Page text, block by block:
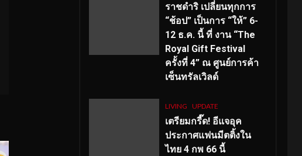
ราชดำริ เปลี่ยนทุกการ
“ช้อป” เป็นการ “ให้” 6-
12 ธ.ค. นี้ ที่ งาน “The
Royal Gift Festival
ครั้งที่ 4” ณ ศูนย์การค้า
เซ็นทรัลเวิลด์
LIVING UPDATE
เตรียมกรี๊ด! อีแจอุค
ประกาศแฟนมีตติ้งใน
ไทย 4 กพ 66 นี้